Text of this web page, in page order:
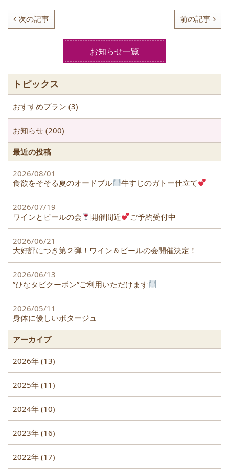
c
e
o
k
itt
er
次の記事 前の記事
お知らせ一覧
トピックス
おすすめプラン (3)
お知らせ (200)
最近の投稿
2026/08/01
食欲をそそる夏のオードブル
牛すじのガトー仕立て
2026/07/19
ワインとビールの会
開催間近 ご予約受付中
2026/06/21
大好評につき第２弾！ワイン＆ビールの会開催決定！
2026/06/13
”ひなタビクーポン”ご利用いただけます
2026/05/11
身体に優しいポタージュ
アーカイブ
2026年 (13)
2025年 (11)
2024年 (10)
2023年 (16)
2022年 (17)